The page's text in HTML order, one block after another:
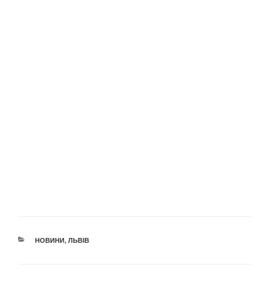
КАТЕГОРІЇ
НОВИНИ, ЛЬВІВ